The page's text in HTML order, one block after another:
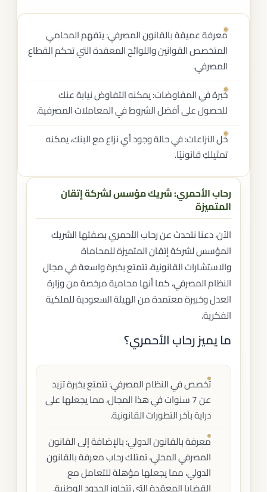
معرفة عميقة بالقانون المصرفي: يتفهم المحامي
المتخصص القوانين واللوائح المعقدة التي تحكم القطاع
المصرفي.
خبرة في المفاوضات: يمكنه التفاوض نيابة عنكِ
للحصول على أفضل الشروط في المعاملات المصرفية.
حل النزاعات: في حالة وجود أي نزاع مع البنك، يمكنه
تمثيلكِ قانونيًا.
رحاب الأحمري: شريك مؤسس لشركة إتقان
المتميزة
الآن، دعنا نتحدث عن رحاب الأحمري بصفتها الشريك
المؤسس لشركة إتقان المتميزة للمحاماة
والاستشارات القانونية، تتمتع بخبرة واسعة في مجال
النظام المصرفي، كما أنها محامية مرخصة من وزارة
العدل وخبيرة معتمدة من الهيئة السعودية للملكية
الفكرية.
ما يميز رحاب الأحمري؟
تخصص في النظام المصرفي: تتمتع بخبرة تزيد
عن 7 سنوات في هذا المجال، مما يجعلها على
دراية بآخر التطورات القانونية.
معرفة بالقانون الدولي: بالإضافة إلى القانون
المصرفي المحلي، تمتلك رحاب معرفة بالقانون
الدولي، مما يجعلها مؤهلة للتعامل مع
القضايا المعقدة التي تتجاوز الحدود الوطنية.